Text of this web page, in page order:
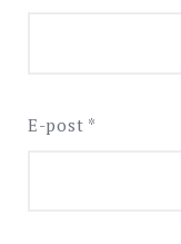
E-post *